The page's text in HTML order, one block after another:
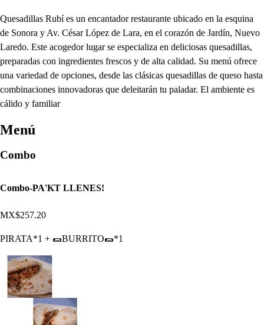
Quesadillas Rubí es un encantador restaurante ubicado en la esquina
de Sonora y Av. César López de Lara, en el corazón de Jardín, Nuevo
Laredo. Este acogedor lugar se especializa en deliciosas quesadillas,
preparadas con ingredientes frescos y de alta calidad. Su menú ofrece
una variedad de opciones, desde las clásicas quesadillas de queso hasta
combinaciones innovadoras que deleitarán tu paladar. El ambiente es
cálido y familiar
Menú
Combo
Combo-PA'KT LLENES!
MX$257.20
PIRATA*1 + 🌯BURRITO🌯*1